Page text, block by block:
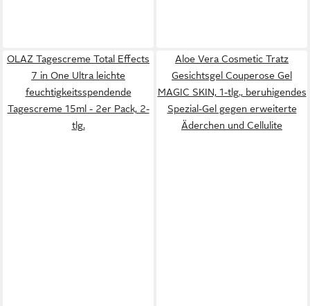
OLAZ Tagescreme Total Effects
7 in One Ultra leichte
feuchtigkeitsspendende
Tagescreme 15ml - 2er Pack, 2-
tlg.
Aloe Vera Cosmetic Tratz
Gesichtsgel Couperose Gel
MAGIC SKIN, 1-tlg., beruhigendes
Spezial-Gel gegen erweiterte
Äderchen und Cellulite